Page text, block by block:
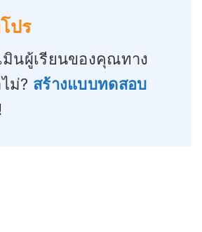
ปร
มินผู้เรียนของคุณทาง
ม่? สร้างแบบทดสอบ